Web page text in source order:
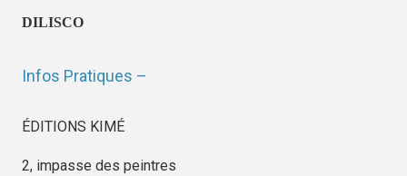
DILISCO
Infos Pratiques –
ÉDITIONS KIMÉ
2, impasse des peintres